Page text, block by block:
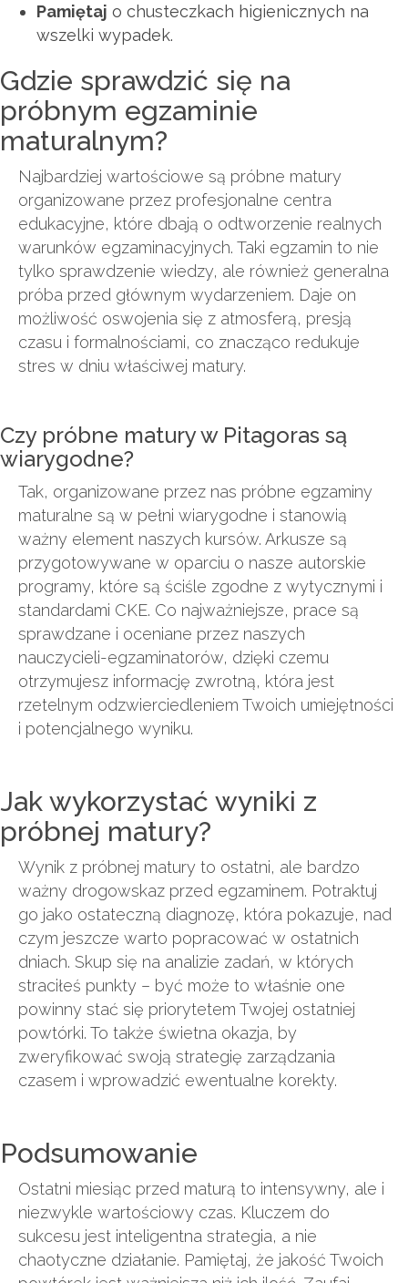
Pamiętaj o chusteczkach higienicznych na
wszelki wypadek.
Gdzie sprawdzić się na
próbnym egzaminie
maturalnym?
Najbardziej wartościowe są próbne matury
organizowane przez profesjonalne centra
edukacyjne, które dbają o odtworzenie realnych
warunków egzaminacyjnych. Taki egzamin to nie
tylko sprawdzenie wiedzy, ale również generalna
próba przed głównym wydarzeniem. Daje on
możliwość oswojenia się z atmosferą, presją
czasu i formalnościami, co znacząco redukuje
stres w dniu właściwej matury.
Czy próbne matury w Pitagoras są
wiarygodne?
Tak, organizowane przez nas próbne egzaminy
maturalne są w pełni wiarygodne i stanowią
ważny element naszych kursów. Arkusze są
przygotowywane w oparciu o nasze autorskie
programy, które są ściśle zgodne z wytycznymi i
standardami CKE. Co najważniejsze, prace są
sprawdzane i oceniane przez naszych
nauczycieli-egzaminatorów, dzięki czemu
otrzymujesz informację zwrotną, która jest
rzetelnym odzwierciedleniem Twoich umiejętności
i potencjalnego wyniku.
Jak wykorzystać wyniki z
próbnej matury?
Wynik z próbnej matury to ostatni, ale bardzo
ważny drogowskaz przed egzaminem. Potraktuj
go jako ostateczną diagnozę, która pokazuje, nad
czym jeszcze warto popracować w ostatnich
dniach. Skup się na analizie zadań, w których
straciłeś punkty – być może to właśnie one
powinny stać się priorytetem Twojej ostatniej
powtórki. To także świetna okazja, by
zweryfikować swoją strategię zarządzania
czasem i wprowadzić ewentualne korekty.
Podsumowanie
Ostatni miesiąc przed maturą to intensywny, ale i
niezwykle wartościowy czas. Kluczem do
sukcesu jest inteligentna strategia, a nie
chaotyczne działanie. Pamiętaj, że jakość Twoich